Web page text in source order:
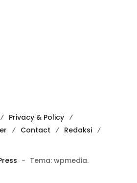
Privacy & Policy
Contact
Redaksi
- Tema: wpmedia.